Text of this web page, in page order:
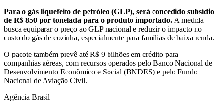
Para o gás liquefeito de petróleo (GLP), será concedido subsídio
de R$ 850 por tonelada para o produto importado. A medida
busca equiparar o preço ao GLP nacional e reduzir o impacto no
custo do gás de cozinha, especialmente para famílias de baixa renda.
O pacote também prevê até R$ 9 bilhões em crédito para
companhias aéreas, com recursos operados pelo Banco Nacional de
Desenvolvimento Econômico e Social (BNDES) e pelo Fundo
Nacional de Aviação Civil.
Agência Brasil